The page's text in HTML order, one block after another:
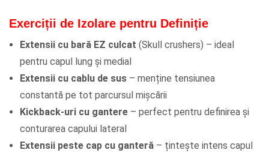
Exerciții de Izolare pentru Definiție
Extensii cu bară EZ culcat (Skull crushers) – ideal
pentru capul lung și medial
Extensii cu cablu de sus – menține tensiunea
constantă pe tot parcursul mișcării
Kickback-uri cu gantere – perfect pentru definirea și
conturarea capului lateral
Extensii peste cap cu ganteră – țintește intens capul